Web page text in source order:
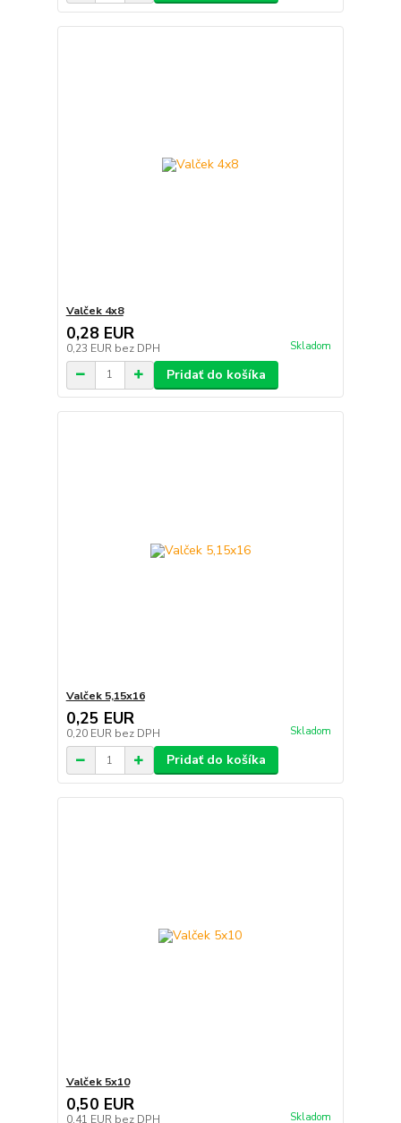
Valček 4x8
0,28 EUR
0,23 EUR bez DPH Skladom
Pridať do košíka
Valček 5,15x16
0,25 EUR
0,20 EUR bez DPH Skladom
Pridať do košíka
Valček 5x10
0,50 EUR
0,41 EUR bez DPH Skladom